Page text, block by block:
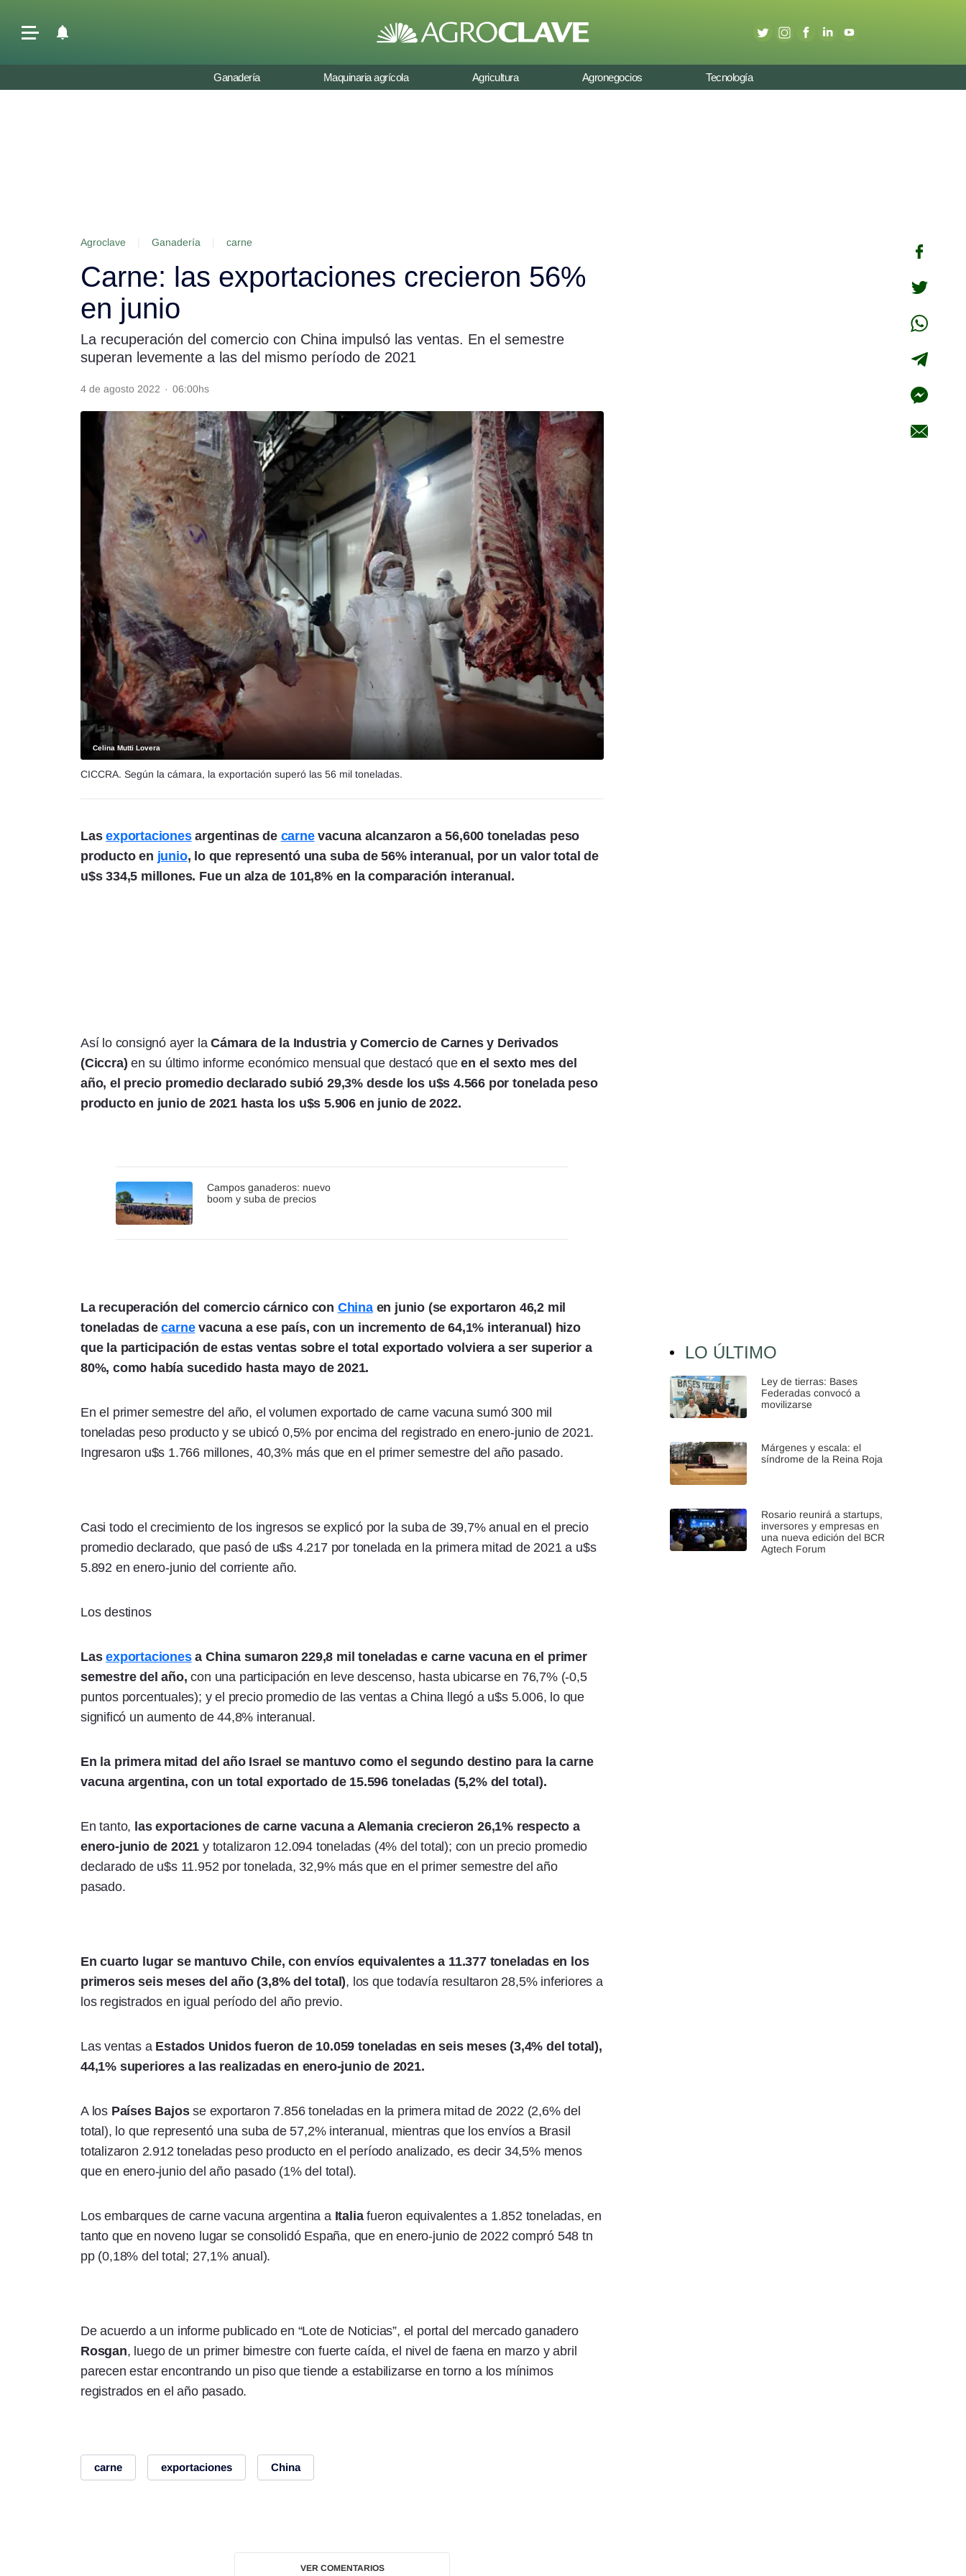
Ganadería Maquinaria agrícola Agricultura Agronegocios Tecnología
Agroclave Ganadería carne
Carne: las exportaciones crecieron 56%
en junio
La recuperación del comercio con China impulsó las ventas. En el semestre
superan levemente a las del mismo período de 2021
4 de agosto 2022 · 06:00hs
Celina Mutti Lovera
CICCRA. Según la cámara, la exportación superó las 56 mil toneladas.
Lasexportacionesargentinas de carnevacuna alcanzaron a 56,600 toneladas peso
producto en junio, lo que representó una suba de 56% interanual, por un valor total de
u$s 334,5 millones. Fue un alza de 101,8% en la comparación interanual.
Así lo consignó ayer laCámara de la Industria y Comercio de Carnes y Derivados
(Ciccra)en su último informe económico mensual que destacó queen el sexto mes del
año, el precio promedio declarado subió 29,3% desde los u$s 4.566 por tonelada peso
producto en junio de 2021 hasta los u$s 5.906 en junio de 2022.
Campos ganaderos: nuevo
boom y suba de precios
La recuperación del comercio cárnico con Chinaen junio (se exportaron 46,2 mil
toneladas decarnevacuna a ese país, con un incremento de 64,1% interanual) hizo
que la participación de estas ventas sobre el total exportado volviera a ser superior a
80%, como había sucedido hasta mayo de 2021.
En el primer semestre del año, el volumen exportado de carne vacuna sumó 300 mil
toneladas peso producto y se ubicó 0,5% por encima del registrado en enero-junio de 2021.
Ingresaron u$s 1.766 millones, 40,3% más que en el primer semestre del año pasado.
Casi todo el crecimiento de los ingresos se explicó por la suba de 39,7% anual en el precio
promedio declarado, que pasó de u$s 4.217 por tonelada en la primera mitad de 2021 a u$s
5.892 en enero-junio del corriente año.
Los destinos
Lasexportacionesa China sumaron 229,8 mil toneladas e carne vacuna en el primer
semestre del año,con una participación en leve descenso, hasta ubicarse en 76,7% (-0,5
puntos porcentuales); y el precio promedio de las ventas a China llegó a u$s 5.006, lo que
significó un aumento de 44,8% interanual.
En la primera mitad del año Israel se mantuvo como el segundo destino para la carne
vacuna argentina, con un total exportado de 15.596 toneladas (5,2% del total).
En tanto, las exportaciones de carne vacuna a Alemania crecieron 26,1% respecto a
enero-junio de 2021 y totalizaron 12.094 toneladas (4% del total); con un precio promedio
declarado de u$s 11.952 por tonelada, 32,9% más que en el primer semestre del año
pasado.
En cuarto lugar se mantuvo Chile, con envíos equivalentes a 11.377 toneladas en los
primeros seis meses del año (3,8% del total), los que todavía resultaron 28,5% inferiores a
los registrados en igual período del año previo.
Las ventas a Estados Unidos fueron de 10.059 toneladas en seis meses (3,4% del total),
44,1% superiores a las realizadas en enero-junio de 2021.
A los Países Bajosse exportaron 7.856 toneladas en la primera mitad de 2022 (2,6% del
total), lo que representó una suba de 57,2% interanual, mientras que los envíos a Brasil
totalizaron 2.912 toneladas peso producto en el período analizado, es decir 34,5% menos
que en enero-junio del año pasado (1% del total).
Los embarques de carne vacuna argentina a Italiafueron equivalentes a 1.852 toneladas, en
tanto que en noveno lugar se consolidó España, que en enero-junio de 2022 compró 548 tn
pp (0,18% del total; 27,1% anual).
De acuerdo a un informe publicado en “Lote de Noticias”, el portal del mercado ganadero
Rosgan, luego de un primer bimestre con fuerte caída, el nivel de faena en marzo y abril
parecen estar encontrando un piso que tiende a estabilizarse en torno a los mínimos
registrados en el año pasado.
carne exportaciones China
VER COMENTARIOS
LO ÚLTIMO
Ley de tierras: Bases
Federadas convocó a
movilizarse
Márgenes y escala: el
síndrome de la Reina Roja
Rosario reunirá a startups,
inversores y empresas en
una nueva edición del BCR
Agtech Forum